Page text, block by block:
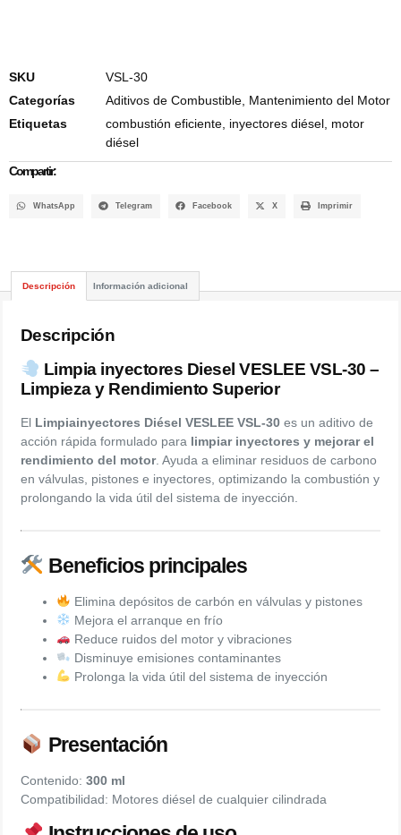
SKU
VSL-30
Categorías
Aditivos de Combustible Mantenimiento del Motor
Etiquetas
combustión eficiente inyectores diésel motor
diésel
Compartir:
WhatsApp Telegram Facebook X Imprimir
Descripción Información adicional
Descripción
Limpia inyectores Diesel VESLEE VSL-30 –
Limpieza y Rendimiento Superior
El Limpiainyectores Diésel VESLEE VSL-30es un aditivo de
acción rápida formulado para limpiar inyectores y mejorar el
rendimiento del motor. Ayuda a eliminar residuos de carbono
en válvulas, pistones e inyectores, optimizando la combustión y
prolongando la vida útil del sistema de inyección.
Beneficios principales
Elimina depósitos de carbón en válvulas y pistones
Mejora el arranque en frío
Reduce ruidos del motor y vibraciones
Disminuye emisiones contaminantes
Prolonga la vida útil del sistema de inyección
Presentación
Contenido: 300 ml
Compatibilidad: Motores diésel de cualquier cilindrada